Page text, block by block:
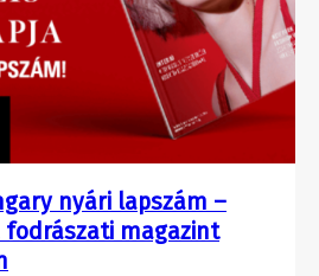
nyári lapszám –
fodrászati magazint